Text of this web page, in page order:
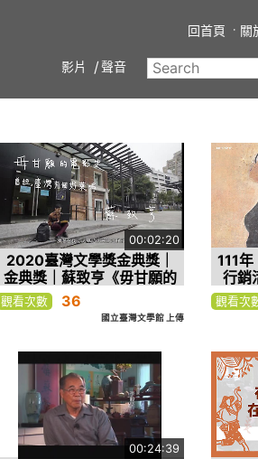
回首頁 關
影片 聲音
00:02:20
2020臺灣文學獎金典獎｜
金典獎｜蘇致亨《毋甘願的
電影史：曾經，臺灣有個好
萊塢》
觀看次數 36
國立臺灣文學館 上傳
111
行銷
觀看次
00:24:39